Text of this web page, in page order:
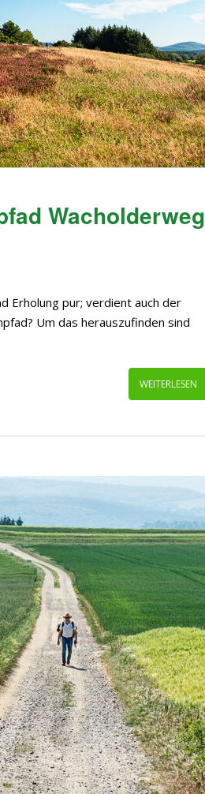
Wacholderweg
Erholung pur; verdient auch der
Um das herauszufinden sind
WEITERLESEN